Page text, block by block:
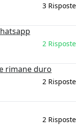
3 Risposte
2 Risposte
rimane duro
2 Risposte
2 Risposte